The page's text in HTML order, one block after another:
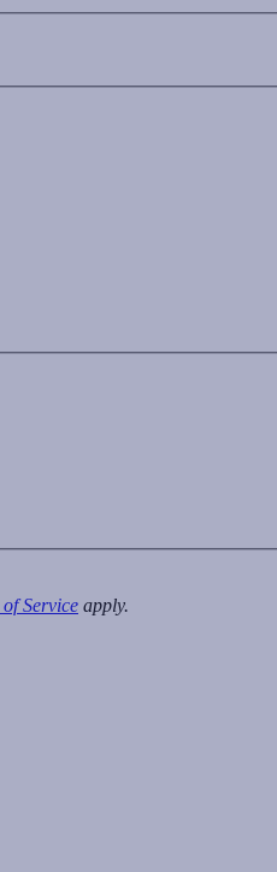
of Service apply.